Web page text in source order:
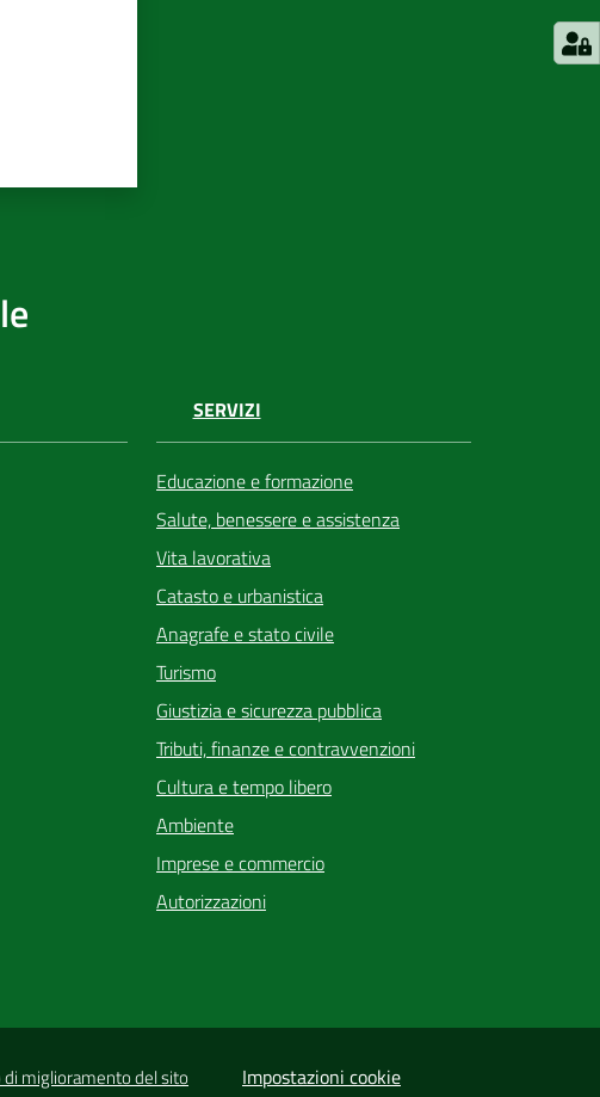
SERVIZI
Educazione e formazione
Salute, benessere e assistenza
Vita lavorativa
Catasto e urbanistica
Anagrafe e stato civile
Turismo
Giustizia e sicurezza pubblica
Tributi, finanze e contravvenzioni
Cultura e tempo libero
Ambiente
Imprese e commercio
Autorizzazioni
di miglioramento del sito Impostazioni cookie